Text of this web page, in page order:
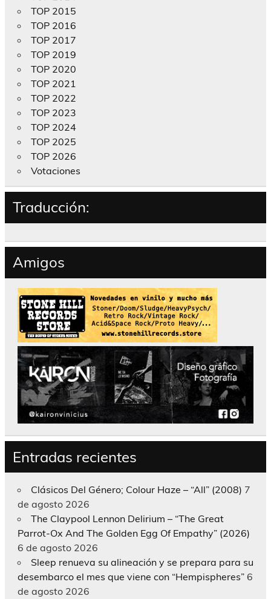
TOP 2015
TOP 2016
TOP 2017
TOP 2019
TOP 2020
TOP 2021
TOP 2022
TOP 2023
TOP 2024
TOP 2025
TOP 2026
Votaciones
Traducción:
Amigos
Entradas recientes
Clásicos Del Género; Colour Haze – “All” (2008) 7
de agosto 2026
The Claypool Lennon Delirium – “The Great
Parrot-Ox And The Golden Egg Of Empathy” (2026)
6 de agosto 2026
Sleep renueva su alineación y se prepara para su
desembarco el mes que viene con “Hempispheres” 6
de agosto 2026